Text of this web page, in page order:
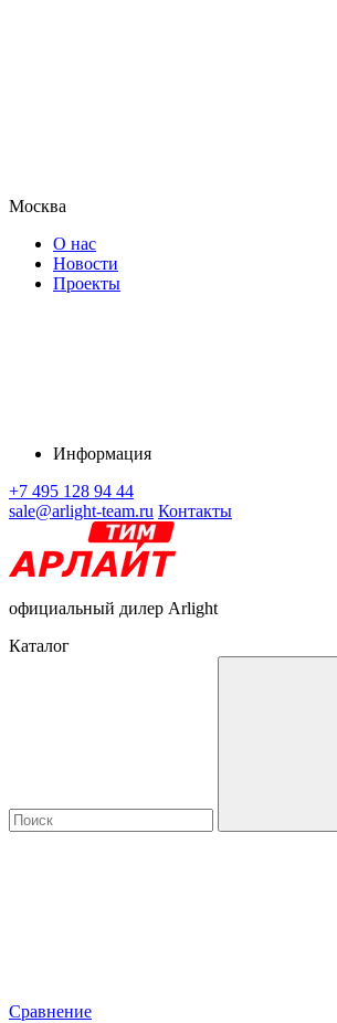
Москва
О нас
Новости
Проекты
Информация
+7 495 128 94 44
sale@arlight-team.ru Контакты
официальный дилер Arlight
Каталог
Сравнение